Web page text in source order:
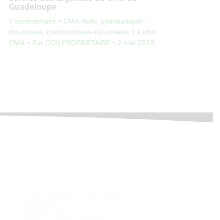
Guadeloupe
1 commentaire • CMA Actu communique-
de-presse communiques-de-presse La Une
CMA • Par CCN PROPRIÉTAIRE • 2 mai 2025